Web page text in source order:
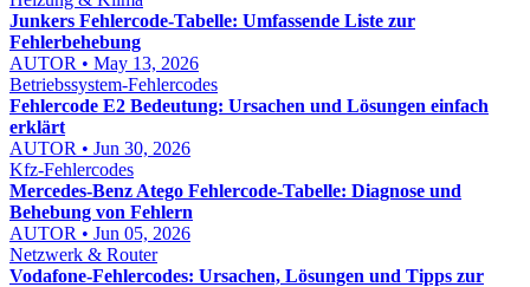
Junkers Fehlercode-Tabelle: Umfassende Liste zur
Fehlerbehebung
AUTOR • May 13, 2026
Betriebssystem-Fehlercodes
Fehlercode E2 Bedeutung: Ursachen und Lösungen einfach
erklärt
AUTOR • Jun 30, 2026
Kfz-Fehlercodes
Mercedes-Benz Atego Fehlercode-Tabelle: Diagnose und
Behebung von Fehlern
AUTOR • Jun 05, 2026
Netzwerk & Router
Vodafone-Fehlercodes: Ursachen, Lösungen und Tipps zur